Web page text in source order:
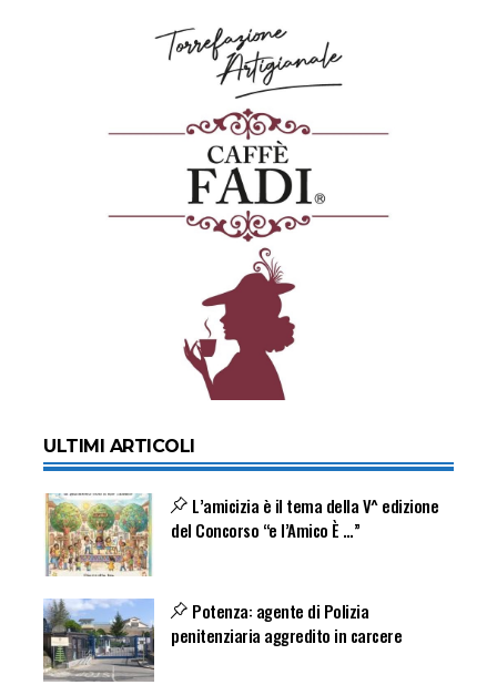
ULTIMI ARTICOLI
L’amicizia è il tema della V^ edizione
del Concorso “e l’Amico È …”
Potenza: agente di Polizia
penitenziaria aggredito in carcere